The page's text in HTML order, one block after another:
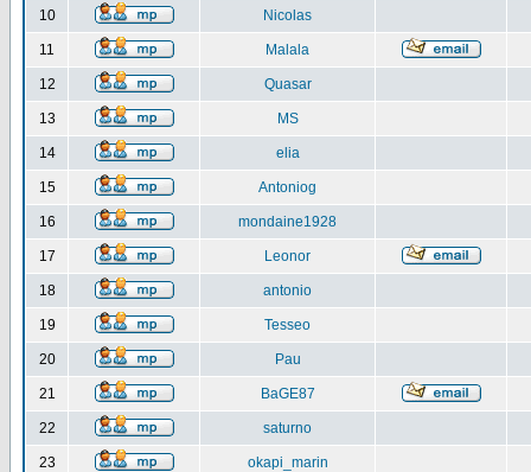
10 Nicolas
11 Malala
12 Quasar
13 MS
14 elia
15 Antoniog
16 mondaine1928
17 Leonor
18 antonio
19 Tesseo
20 Pau
21 BaGE87
22 saturno
23 okapi_marin